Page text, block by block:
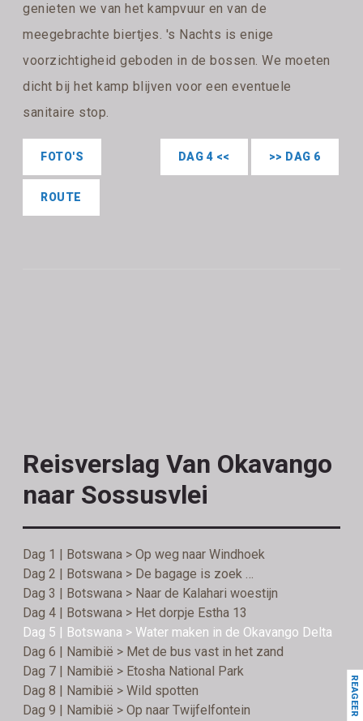
genieten we van het kampvuur en van de
meegebrachte biertjes. 's Nachts is enige
voorzichtigheid geboden in de bossen. We moeten
dicht bij het kamp blijven voor een eventuele
sanitaire stop.
>> DAG 6
DAG 4 <<
FOTO'S
ROUTE
Reisverslag Van Okavango
naar Sossusvlei
Dag 1 | Botswana > Op weg naar Windhoek
Dag 2 | Botswana > De bagage is zoek …
Dag 3 | Botswana > Naar de Kalahari woestijn
Dag 4 | Botswana > Het dorpje Estha 13
Dag 5 | Botswana > Water maken in de Okavango Delta
Dag 6 | Namibië > Met de bus vast in het zand
Dag 7 | Namibië > Etosha National Park
Dag 8 | Namibië > Wild spotten
Dag 9 | Namibië > Op naar Twijfelfontein
REAGEER